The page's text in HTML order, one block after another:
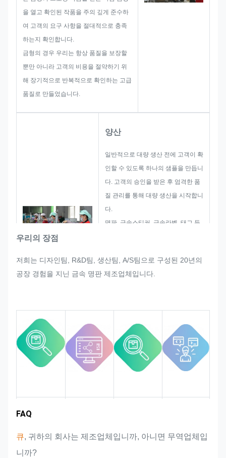
을 열고 확인된 작품을 주의 깊게 준수하
여 고객의 요구 사항을 절대적으로 충족
하는지 확인합니다.
금형의 경우 우리는 항상 품질을 보장할
뿐만 아니라 고객의 비용을 절약하기 위
해 장기적으로 반복적으로 확인하는 고급
품질로 만들었습니다.
양산
일반적으로 대량 생산 전에 고객이 확
인할 수 있도록 하나의 샘플을 만듭니
다. 고객의 승인을 받은 후 엄격한 품
질 관리를 통해 대량 생산을 시작합니
다.
명판, 금속스티커, 금속라벨, 태그 등
이 가능하도록 최선을 다해 노력하겠
습니다.
우리의 장점
저희는 디자인팀, R&D팀, 생산팀, A/S팀으로 구성된 20년의
공장 경험을 지닌 금속 명판 제조업체입니다.
업계 경험
FAQ
큐, 귀하의 회사는 제조업체입니까, 아니면 무역업체입
니까?